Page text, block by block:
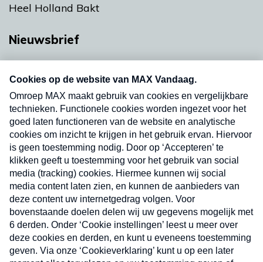
Heel Holland Bakt
Nieuwsbrief
nieuwsbrief. Elke vrijdag- en dinsdagochtend in
uw mailbox.
Verzend
Nieuwsbrief
Neem hier een gratis abonnement op onze